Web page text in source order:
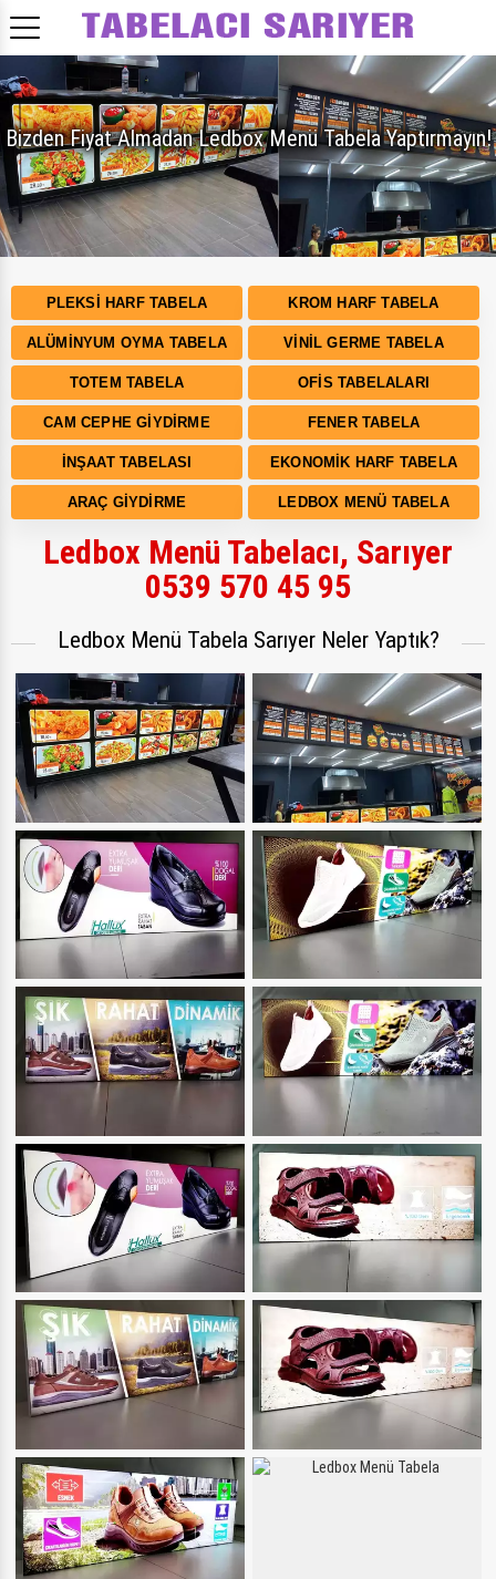
Bizden Fiyat Almadan Ledbox Menü Tabela Yaptırmayın!
PLEKSI HARF TABELA KROM HARF TABELA
ALÜMINYUM OYMA TABELA VINIL GERME TABELA
TOTEM TABELA OFIS TABELALARI
CAM CEPHE GIYDIRME FENER TABELA
İNŞAAT TABELASI EKONOMIK HARF TABELA
ARAÇ GIYDIRME LEDBOX MENÜ TABELA
Ledbox Menü Tabelacı, Sarıyer
0539 570 45 95
Ledbox Menü Tabela Sarıyer Neler Yaptık?